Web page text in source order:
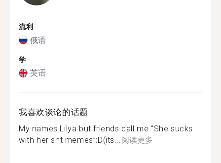
流利
俄语
学
英语
我喜欢谈论的话题
My names Lilya but friends call me “She sucks
with her sht memes”:D(its...阅读更多